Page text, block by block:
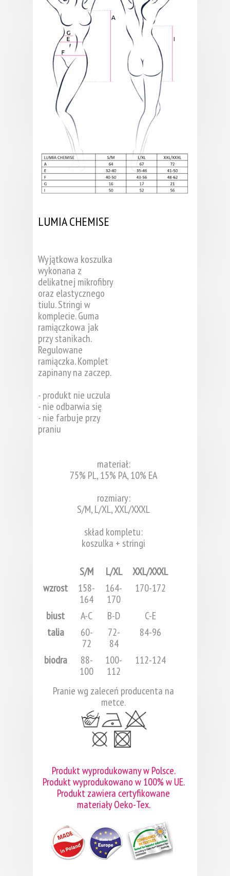
LUMIA CHEMISE
Wyjątkowa koszulka
wykonana z
delikatnej mikrofibry
oraz elastycznego
tiulu. Stringi w
komplecie. Guma
ramiączkowa jak
przy stanikach.
Regulowane
ramiączka. Komplet
zapinany na zaczep.
- produkt nie uczula
- nie odbarwia się
- nie farbuje przy
praniu
materiał:
75% PL, 15% PA, 10% EA
rozmiary:
S/M, L/XL, XXL/XXXL
skład kompletu:
koszulka + stringi
S/M L/XL
XXL/XXXL
wzrost
158-
164
164-
170
170-172
biust A-C B-D
C-E
talia
60-
72
72-
84
84-96
biodra
88-
100
100-
112
112-124
Pranie wg zaleceń producenta na
metce.
Produkt wyprodukowany w Polsce.
Produkt wyprodukowano w 100% w UE.
Produkt zawiera certyfikowane
materiały Oeko-Tex.